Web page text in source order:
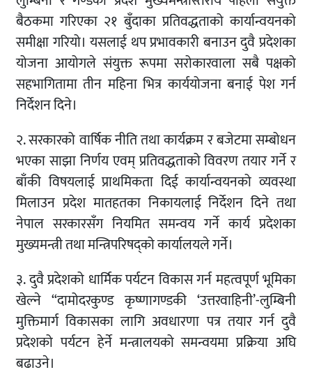
बैठकमा गरिएका २१ बुँदाका प्रतिवद्धताको कार्यान्वयनको
समीक्षा गरियो। यसलाई थप प्रभावकारी बनाउन दुवै प्रदेशका
योजना आयोगले संयुक्त रूपमा सरोकारवाला सबै पक्षको
सहभागितामा तीन महिना भित्र कार्ययोजना बनाई पेश गर्न
निर्देशन दिने।
२. सरकारको वार्षिक नीति तथा कार्यक्रम र बजेटमा सम्बोधन
भएका साझा निर्णय एवम् प्रतिवद्धताको विवरण तयार गर्ने र
बाँकी विषयलाई प्राथमिकता दिई कार्यान्वयनको व्यवस्था
मिलाउन प्रदेश मातहतका निकायलाई निर्देशन दिने तथा
नेपाल सरकारसँग नियमित समन्वय गर्ने कार्य प्रदेशका
मुख्यमन्त्री तथा मन्त्रिपरिषद्‌को कार्यालयले गर्ने।
३. दुवै प्रदेशको धार्मिक पर्यटन विकास गर्न महत्वपूर्ण भूमिका
खेल्ने “दामोदरकुण्ड कृष्णागण्डकी ‘उत्तरवाहिनी’-लुम्बिनी
मुक्तिमार्ग विकासका लागि अवधारणा पत्र तयार गर्न दुवै
प्रदेशको पर्यटन हेर्ने मन्त्रालयको समन्वयमा प्रक्रिया अघि
बढाउने।